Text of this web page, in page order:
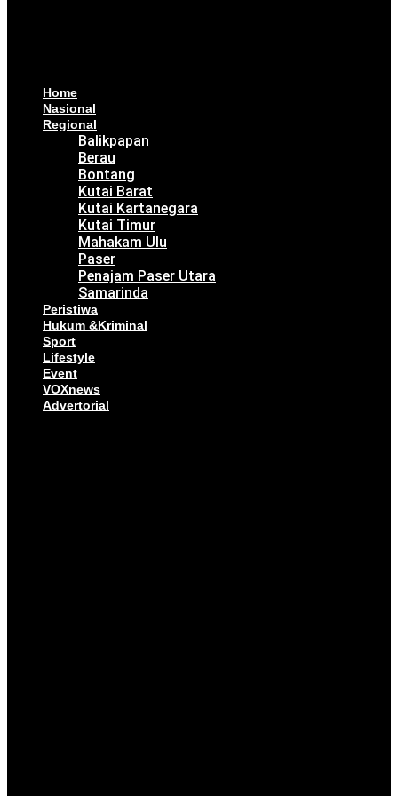
Home
Nasional
Regional
Balikpapan
Berau
Bontang
Kutai Barat
Kutai Kartanegara
Kutai Timur
Mahakam Ulu
Paser
Penajam Paser Utara
Samarinda
Peristiwa
Hukum &Kriminal
Sport
Lifestyle
Event
VOXnews
Advertorial